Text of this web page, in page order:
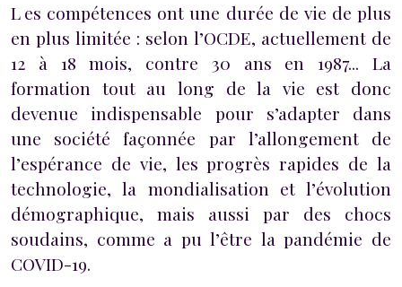
Les compétences ont une durée de vie de plus
en plus limitée : selon l’OCDE, actuellement de
12 à 18 mois, contre 30 ans en 1987... La
formation tout au long de la vie est donc
devenue indispensable pour s’adapter dans
une société façonnée par l’allongement de
l’espérance de vie, les progrès rapides de la
technologie, la mondialisation et l’évolution
démographique, mais aussi par des chocs
soudains, comme a pu l’être la pandémie de
COVID-19.